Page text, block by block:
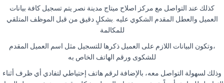
كذلك عند التواصل مع مركز اصلاح ميتاج مدينة نصر يتم تسجيل كافة بيانات
العميل والعطل المقدم الشكوي عليه .بشكلٍ دقيق من قبل الموظف المتلقي
للمكالمة
،وتكون البيانات اللازم على العميل ذكرها للتسجيل مثل اسم العميل المقدم
للشكوى ورقم الهاتف الخاص به
وذلك لسهولة التواصل معه، بالإضافة لرقم هاتف إحتياطي لتفادي أي ظرف أثناء